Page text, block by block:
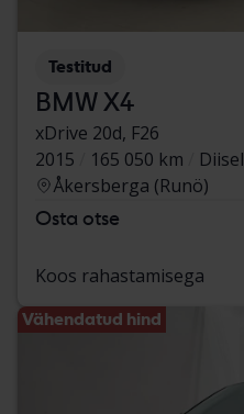
Testitud
BMW X4
xDrive 20d, F26
2015
165 050 km
Diisel
Åkersberga (Runö)
Osta otse
Koos rahastamisega
Vähendatud hind